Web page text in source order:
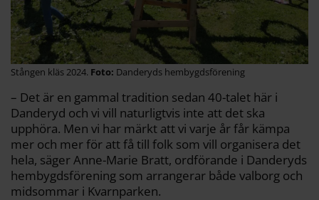
Stången kläs 2024. Danderyds hembygdsförening
– Det är en gammal tradition sedan 40-talet här i
Danderyd och vi vill naturligtvis inte att det ska
upphöra. Men vi har märkt att vi varje år får kämpa
mer och mer för att få till folk som vill organisera det
hela, säger Anne-Marie Bratt, ordförande i Danderyds
hembygdsförening som arrangerar både valborg och
midsommar i Kvarnparken.